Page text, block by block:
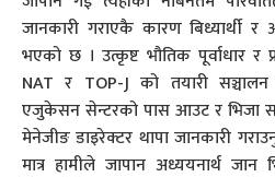
जानकारी गराएकै कारण बिध्यार्थी
भएको छ । उत्कृष्ट भौतिक पूर्वाधार र
NAT र TOP-J को तयारी
एजुकेसन सेन्टरको पास आउट र भिजा
मेनेजीङ डाइरेक्टर थापा जानकारी
मात्र हामीले जापान अध्ययनार्थ जान